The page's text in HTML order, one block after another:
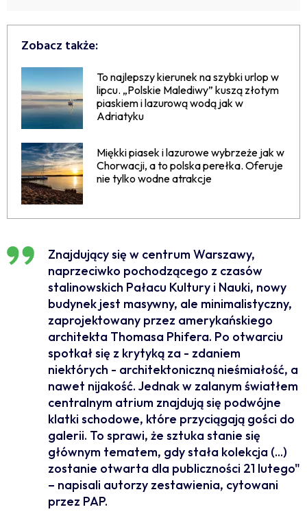
Zobacz także:
To najlepszy kierunek na szybki urlop w
lipcu. „Polskie Malediwy” kuszą złotym
piaskiem i lazurową wodą jak w
Adriatyku
Miękki piasek i lazurowe wybrzeże jak w
Chorwacji, a to polska perełka. Oferuje
nie tylko wodne atrakcje
Znajdujący się w centrum Warszawy,
naprzeciwko pochodzącego z czasów
stalinowskich Pałacu Kultury i Nauki, nowy
budynek jest masywny, ale minimalistyczny,
zaprojektowany przez amerykańskiego
architekta Thomasa Phifera. Po otwarciu
spotkał się z krytyką za - zdaniem
niektórych - architektoniczną nieśmiałość, a
nawet nijakość. Jednak w zalanym światłem
centralnym atrium znajdują się podwójne
klatki schodowe, które przyciągają gości do
galerii. To sprawi, że sztuka stanie się
głównym tematem, gdy stała kolekcja (...)
zostanie otwarta dla publiczności 21 lutego"
– napisali autorzy zestawienia, cytowani
przez PAP.